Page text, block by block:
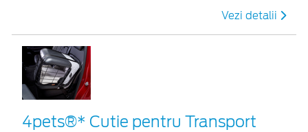
Vezi detalii
4pets®* Cutie pentru Transport